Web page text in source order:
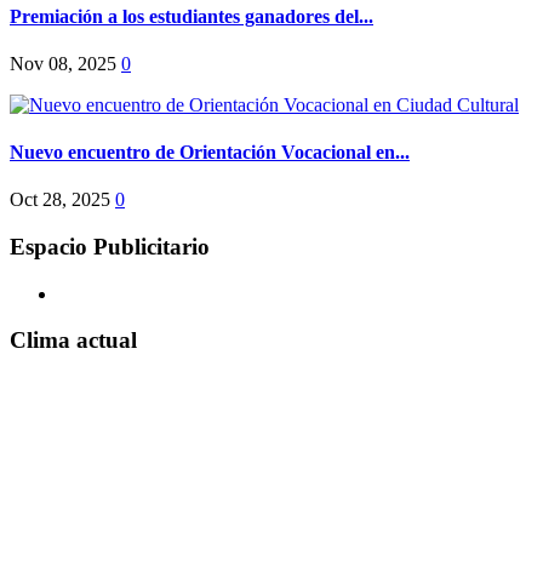
Premiación a los estudiantes ganadores del...
Nov 08, 2025 0
Nuevo encuentro de Orientación Vocacional en...
Oct 28, 2025 0
Espacio Publicitario
Clima actual